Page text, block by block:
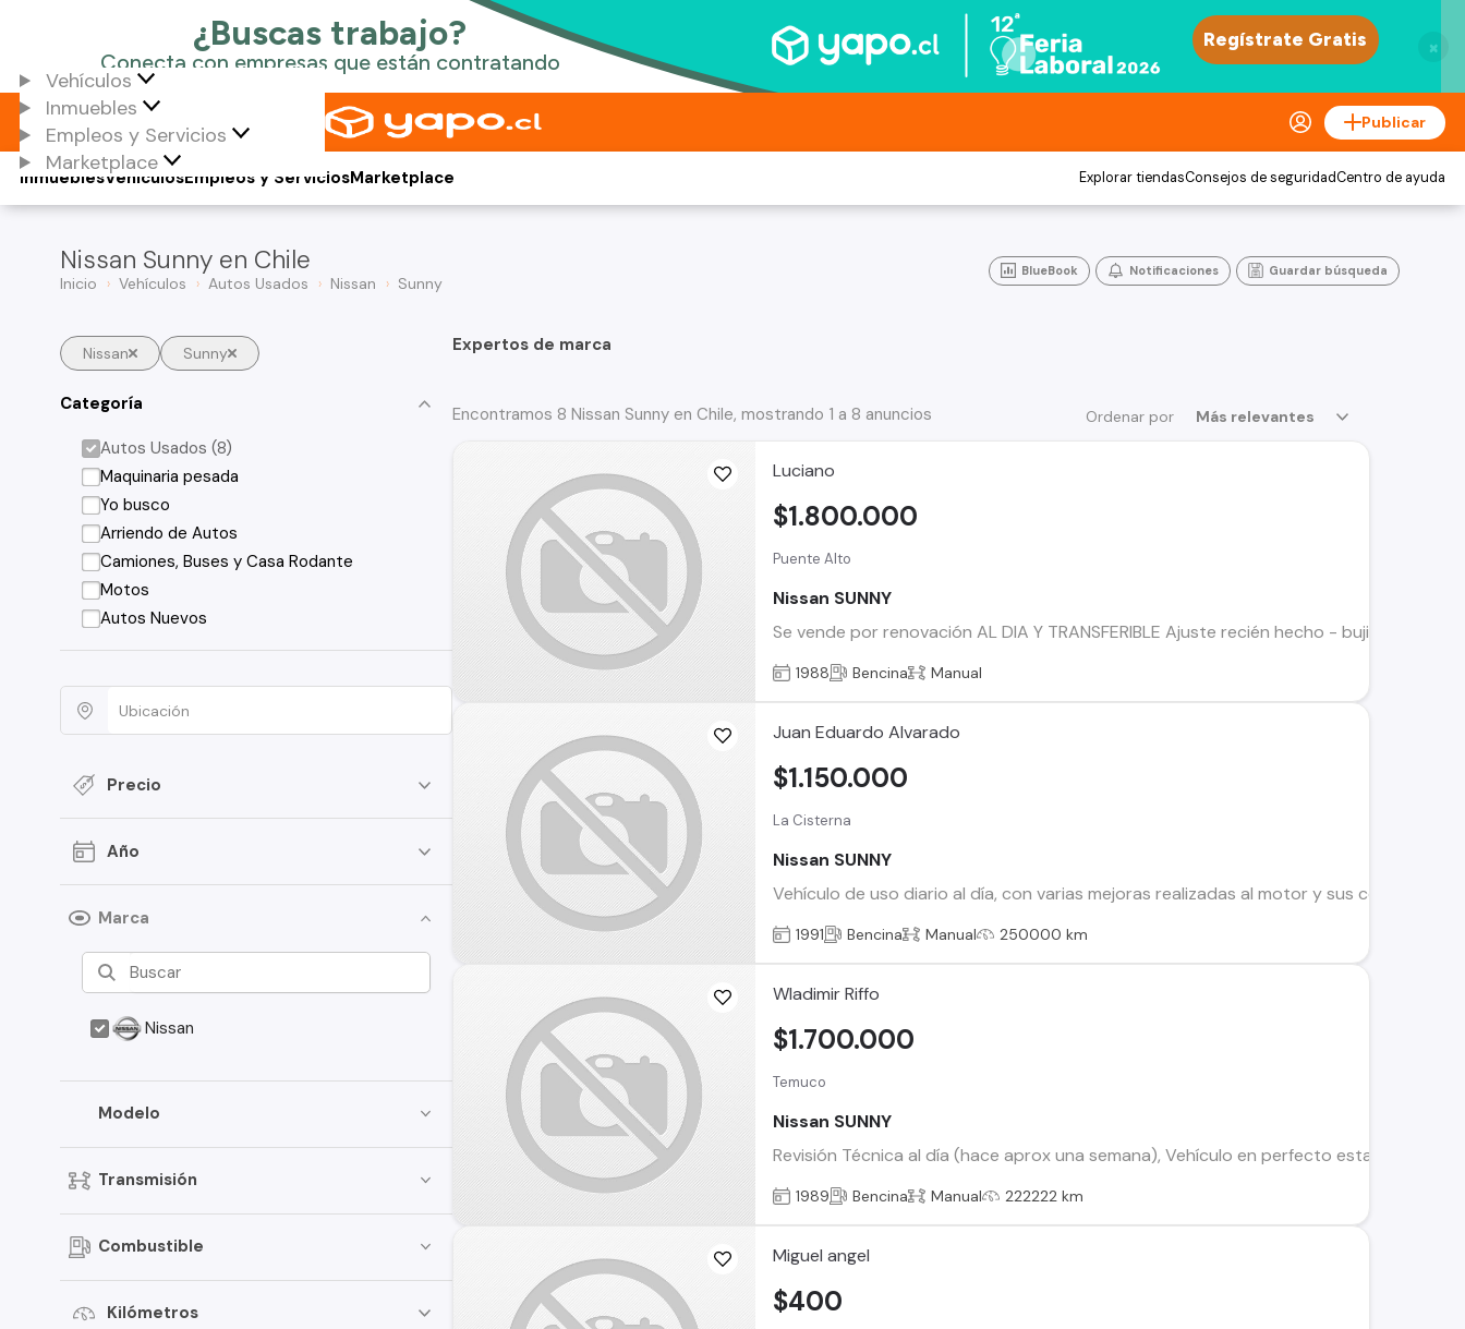
×
Vehículos
Inmuebles
Empleos y Servicios
Marketplace
Publicar
Vehículos
Inmuebles Empleos y ServiciosMarketplace Explorar tiendasConsejos de seguridadCentro de ayuda
Nissan Sunny en Chile
Inicio Vehículos Autos Usados Nissan Sunny
BlueBook Notificaciones Guardar búsqueda
Nissan Sunny
Categoría
Autos Usados (8)
Maquinaria pesada
Yo busco
Arriendo de Autos
Camiones, Buses y Casa Rodante
Motos
Autos Nuevos
Precio
Año
Marca
Nissan
Modelo
Transmisión
Combustible
Kilómetros
Expertos de marca
Ordenar por Más relevantes
Encontramos 8 Nissan Sunny en Chile, mostrando 1 a 8 anuncios
Luciano
Puente Alto
Nissan SUNNY
Se vende por renovación AL DIA Y TRANSFERIBLE Ajuste recién hecho - bujias
$1.800.000
1988 Bencina Manual
Juan Eduardo Alvarado
La Cisterna
Nissan SUNNY
Vehículo de uso diario al día, con varias mejoras realizadas al motor y sus
$1.150.000
1991 Bencina Manual 250000 km
Wladimir Riffo
Temuco
Nissan SUNNY
Revisión Técnica al día (hace aprox una semana), Vehículo en perfecto estado, bien
$1.700.000
1989 Bencina Manual 222222 km
Miguel angel
$400